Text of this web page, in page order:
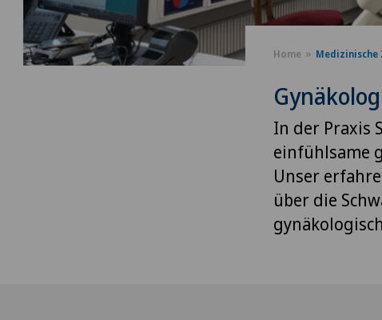
Home Medizinische
In der Praxis
einfühlsame
Unser
über die